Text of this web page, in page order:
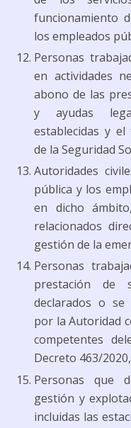
funcionamiento
los empleados
Personas
en actividades
abono de las
y ayudas
establecidas y el
de la Seguridad
Autoridades
pública y los
en dicho
relacionados
gestión de la
Personas
prestación de
declarados o se
por la Autoridad
competentes
Decreto 463/
Personas que
gestión y
incluidas las